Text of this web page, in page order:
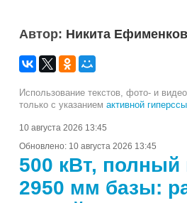
Автор: Никита Ефименков
Использование текстов, фото- и
только с указанием активной
10 августа 2026 13:45
Обновлено: 10 августа 2026 13:45
500 кВт, полный
2950 мм базы: